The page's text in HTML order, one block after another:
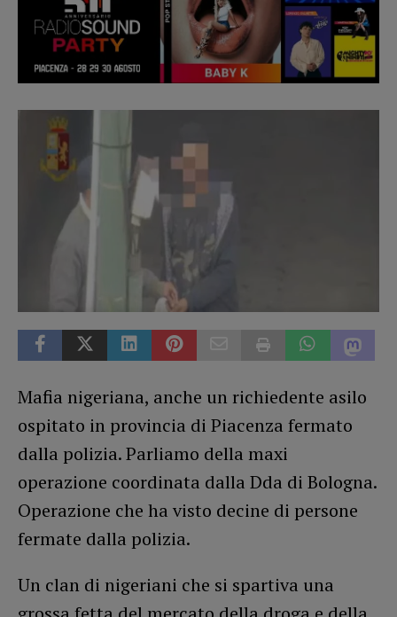
Mafia nigeriana, anche un richiedente asilo
ospitato in provincia di Piacenza fermato
dalla polizia. Parliamo della maxi
operazione coordinata dalla Dda di Bologna.
Operazione che ha visto decine di persone
fermate dalla polizia.
Un clan di nigeriani che si spartiva una